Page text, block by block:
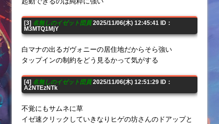
[3] 名無しのイゼット団員2025/11/06(木) 12:45:41 ID：
M3MTQ1MjY
白マナの出るガヴォニーの居住地だからそら強い
タップインの制約をどう見るかって気がする
[4] 名無しのイゼット団員2025/11/06(木) 12:51:29 ID：
A2NTEzNTk
不覚にもサムネに草
イゼ速クリックしていきなりヒゲの坊さんのドアップと